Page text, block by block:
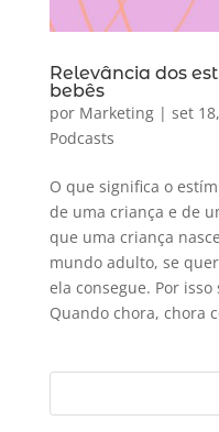
Relevância dos
bebês
por Marketing| set
Podcasts
O que significa o
de uma criança e de
que uma criança
mundo adulto, se
ela consegue. Por
Quando chora, chora